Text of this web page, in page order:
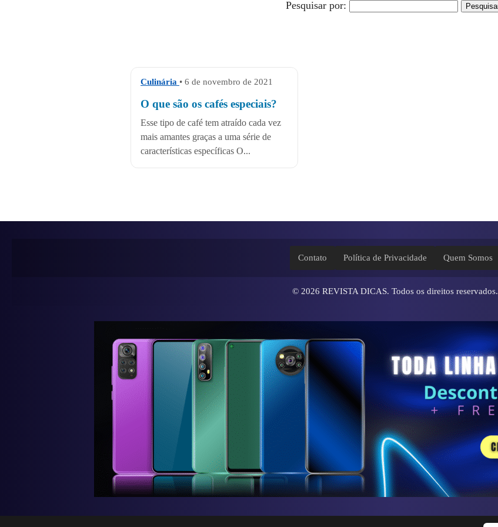
Pesquisar por:
Culinária • 6 de novembro de 2021
O que são os cafés especiais?
Esse tipo de café tem atraído cada vez
mais amantes graças a uma série de
características específicas O...
Contato Política de Privacidade Quem Somos
© 2026 REVISTA DICAS. Todos os direitos reservados.